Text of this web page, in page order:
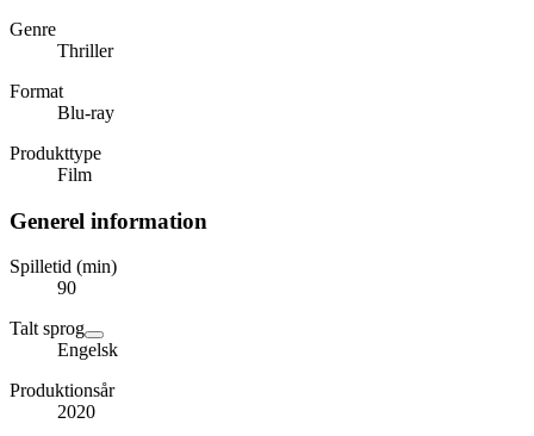
Genre
Thriller
Format
Blu-ray
Produkttype
Film
Generel information
Spilletid (min)
90
Talt sprog
Engelsk
Produktionsår
2020